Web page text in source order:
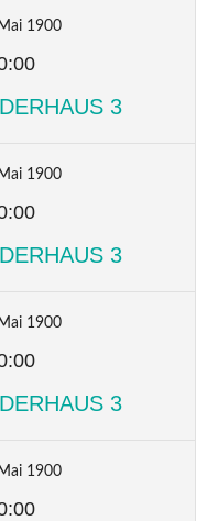
1900
3
1900
3
1900
3
1900